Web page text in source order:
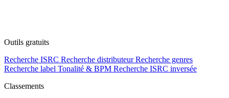
Outils gratuits
Recherche ISRC Recherche distributeur Recherche genres
Recherche label Tonalité & BPM Recherche ISRC inversée
Classements